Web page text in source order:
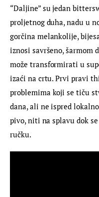
“Daljine” su jedan
proljetnog duha, nadu u
gorčina melankolije,
iznosi savršeno, šarmom
može transformirati u
izaći na crtu. Prvi pravi
problemima koji se tiču
dana, ali ne ispred
pivo, niti na splavu dok
ručku.